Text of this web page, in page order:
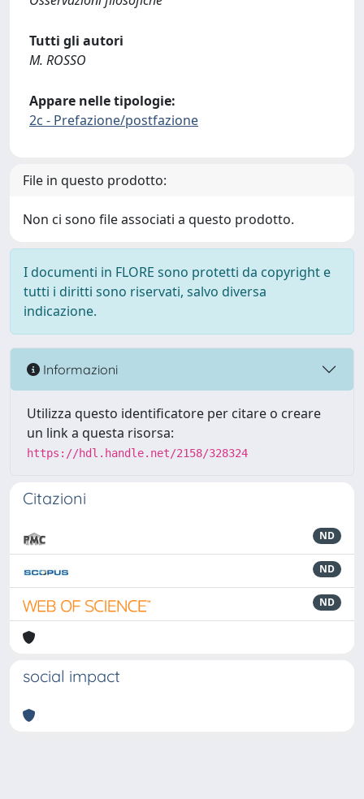
Tutti gli autori
M. ROSSO
Appare nelle tipologie:
2c - Prefazione/postfazione
File in questo prodotto:
Non ci sono file associati a questo prodotto.
I documenti in FLORE sono protetti da copyright e
tutti i diritti sono riservati, salvo diversa
indicazione.
Informazioni
Utilizza questo identificatore per citare o creare
un link a questa risorsa:
https://hdl.handle.net/2158/328324
Citazioni
ND
ND
ND
social impact